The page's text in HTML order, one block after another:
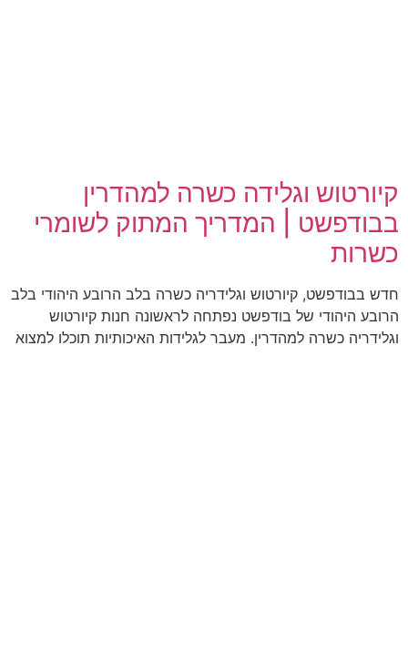
קיורטוש וגלידה כשרה למהדרין
בבודפשט | המדריך המתוק לשומרי
כשרות
חדש בבודפשט, קיורטוש וגלידריה כשרה בלב הרובע היהודי בלב
הרובע היהודי של בודפשט נפתחה לראשונה חנות קיורטוש
וגלידריה כשרה למהדרין. מעבר לגלידות האיכותיות תוכלו למצוא